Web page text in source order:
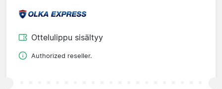
Ottelulippu sisältyy
Authorized reseller.